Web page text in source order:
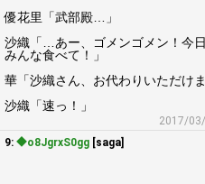
優花里「武部殿…」
沙織「…あー、ゴメンゴメン！今
みんな食べて！」
華「沙織さん、お代わりいただけま
沙織「速っ！」
2017/
9: ◆o8JgrxS0gg [saga]